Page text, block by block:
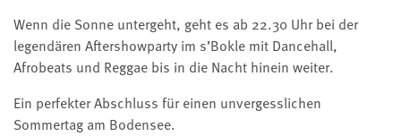
Wenn die Sonne untergeht, geht es ab 22.30 Uhr bei der
legendären Aftershowparty im s’Bokle mit Dancehall,
Afrobeats und Reggae bis in die Nacht hinein weiter.
Ein perfekter Abschluss für einen unvergesslichen
Sommertag am Bodensee.